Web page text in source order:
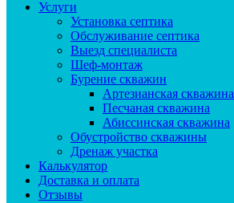
Услуги
Установка септика
Обслуживание септика
Выезд специалиста
Шеф-монтаж
Бурение скважин
Артезианская скважина
Песчаная скважина
Абиссинская скважина
Обустройство скважины
Дренаж участка
Калькулятор
Доставка и оплата
Отзывы